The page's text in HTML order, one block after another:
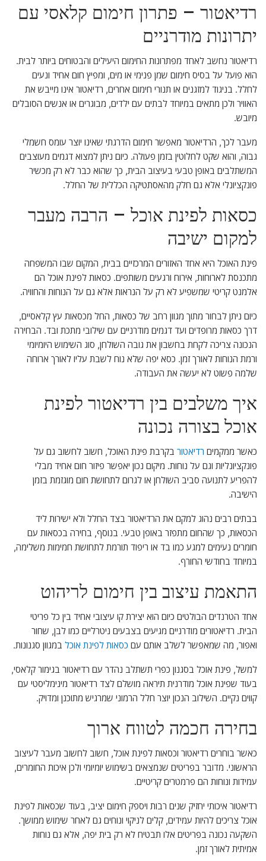
רדיאטור – פתרון חימום קלאסי עם
יתרונות מודרניים
רדיאטור נחשב לאחד מפתרונות החימום היעילים והבטוחים ביותר לבית.
הוא פועל על בסיס חימום שמן פנימי או מים, ומפיץ חום אחיד ונעים
לחלל. בניגוד למזגנים או תנורי חימום אחרים, רדיאטור אינו מייבש את
האוויר ולכן מתאים במיוחד לבתים עם ילדים, מבוגרים או אנשים הסובלים
מיובש.
מעבר לכך, הרדיאטור מאפשר חימום הדרגתי שאינו יוצר עומס חשמלי
גבוה, והוא שקט לחלוטין בזמן פעולה. כיום ניתן למצוא דגמים מעוצבים
המשתלבים באופן טבעי בעיצוב הבית, כך שהוא כבר לא רק מכשיר
פונקציונלי אלא גם חלק מהאסתטיקה הכללית של החלל.
כסאות לפינת אוכל – הרבה מעבר
למקום ישיבה
פינת האוכל היא אחד האזורים המרכזיים בבית, המקום שבו המשפחה
מתכנסת לארוחות, אירוח ורגעים משותפים. כסאות לפינת אוכל הם
אלמנט קריטי שמשפיע לא רק על הנראות אלא גם על הנוחות והחוויה.
כיום ניתן לבחור מתוך מגוון רחב של כסאות, החל מכסאות עץ קלאסיים,
דרך כסאות מרופדים ועד דגמים מודרניים עם שילובי מתכת ובד. הבחירה
הנכונה צריכה לקחת בחשבון את גובה השולחן, סוג השימוש היומיומי
ורמת הנוחות לאורך זמן. כסא יפה שלא נוח לשבת עליו לאורך ארוחה
שלמה פשוט לא יעשה את העבודה.
איך משלבים בין רדיאטור לפינת
אוכל בצורה נכונה
כאשר ממקמים רדיאטור בקרבת פינת האוכל, חשוב לחשוב גם על
פונקציונליות וגם על נוחות. מיקום נכון יאפשר פיזור חום אחיד מבלי
להפריע לתנועה סביב השולחן או לגרום לתחושת חום מוגזמת בזמן
הישיבה.
בבתים רבים נהוג למקם את הרדיאטור בצד החלל ולא ישירות ליד
הכסאות, כך שהחום מתפזר באופן טבעי. בנוסף, בחירה בכסאות עם
חומרים נעימים למגע כמו בד או ריפוד תורמת לתחושת חמימות משלימה,
במיוחד בחודשי החורף.
התאמת עיצוב בין חימום לריהוט
אחד הטרנדים הבולטים כיום הוא יצירת קו עיצובי אחיד בין כל פריטי
הבית. רדיאטורים מודרניים מגיעים בצבעים ניטרליים כמו לבן, שחור
ואפור, מה שמאפשר לשלב אותם עם כסאות לפינת אוכל במגוון סגנונות.
למשל, פינת אוכל בסגנון כפרי תשתלב נהדר עם רדיאטור בגימור קלאסי,
בעוד שפינת אוכל מודרנית תיראה מושלם לצד רדיאטור מינימליסטי עם
קווים נקיים. השילוב הנכון יוצר חלל הרמוני שמרגיש מתוכנן ומדויק.
בחירה חכמה לטווח ארוך
כאשר בוחרים רדיאטור וכסאות לפינת אוכל, חשוב לחשוב מעבר לעיצוב
הראשוני. מדובר בפריטים שנמצאים בשימוש יומיומי ולכן איכות החומרים,
עמידות ונוחות הם פרמטרים קריטיים.
רדיאטור איכותי יחזיק שנים רבות ויספק חימום יציב, בעוד שכסאות לפינת
אוכל צריכים להיות עמידים, קלים לניקוי ונוחים גם לאחר שימוש ממושך.
השקעה נכונה בפריטים אלו תבטיח לא רק בית יפה, אלא גם נוחות
אמיתית לאורך זמן.